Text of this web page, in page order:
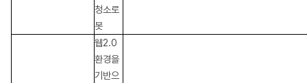
청소로
봇
웹2.0
환경을
기반으